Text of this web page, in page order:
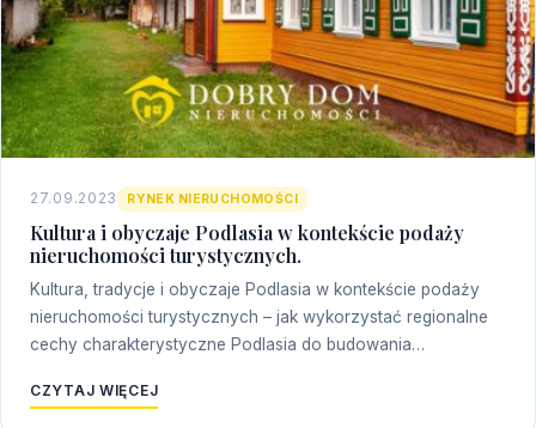
27.09.2023 RYNEK NIERUCHOMOŚCI
Kultura i obyczaje Podlasia w kontekście podaży
nieruchomości turystycznych.
Kultura, tradycje i obyczaje Podlasia w kontekście podaży
nieruchomości turystycznych – jak wykorzystać regionalne
cechy charakterystyczne Podlasia do budowania…
CZYTAJ WIĘCEJ